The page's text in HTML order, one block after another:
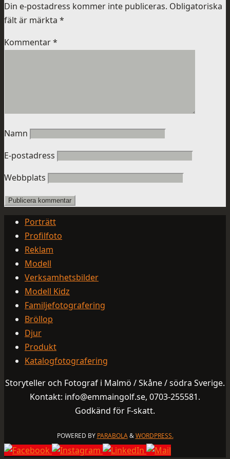
Din e-postadress kommer inte publiceras. Obligatoriska
fält är märkta *
Kommentar*
Namn
E-postadress
Webbplats
Porträtt
Profilfoto
Reklam
Modell
Verksamhetsbilder
Modell Kidz
Familjefotografering
Bröllop
Djur
Produkt
Katalogfotografering
Storyteller och Fotograf i Malmö / Skåne / södra Sverige.
Kontakt: info@emmaingolf.se, 0703-255581.
Godkänd för F-skatt.
POWERED BY PARABOLA&WORDPRESS.